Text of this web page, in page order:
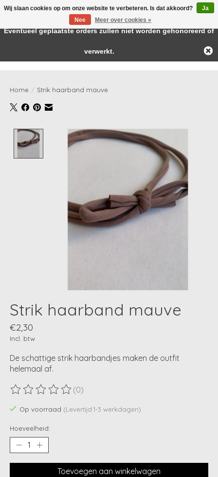
Home / Strik haarband mauve
Product image slideshow Items
Strik haarband mauve
€2,30
Incl. btw
De schattige strik haarbandjes maken de outfit
helemaal af.
De beoordeling van dit product is
(0)
Op voorraad (Levertijd:1-3 werkdagen)
Hoeveelheid:
Toevoegen aan winkelwagen
Wij slaan cookies op om onze website te verbeteren. Is dat akkoord?
Ja
Nee
Meer over cookies »
← Keer terug naar de backofficeDeze winkel is in aanbouw.
Eventueel geplaatste orders zullen niet worden gehonoreerd of
verwerkt.